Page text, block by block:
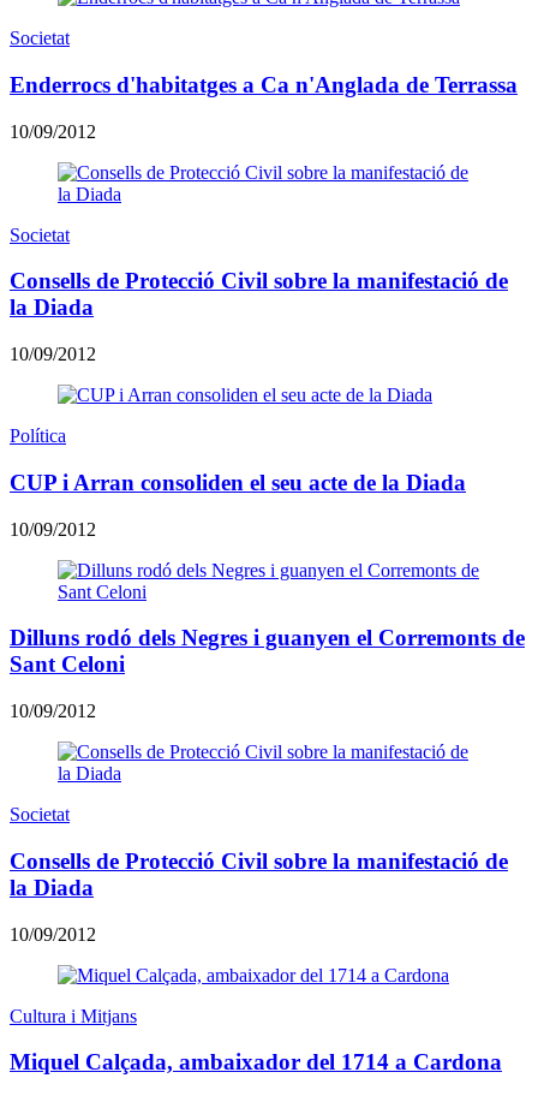
Societat
Enderrocs d'habitatges a Ca n'Anglada de Terrassa
10/09/2012
Societat
Consells de Protecció Civil sobre la manifestació de
la Diada
10/09/2012
Política
CUP i Arran consoliden el seu acte de la Diada
10/09/2012
Dilluns rodó dels Negres i guanyen el Corremonts de
Sant Celoni
10/09/2012
Societat
Consells de Protecció Civil sobre la manifestació de
la Diada
10/09/2012
Cultura i Mitjans
Miquel Calçada, ambaixador del 1714 a Cardona